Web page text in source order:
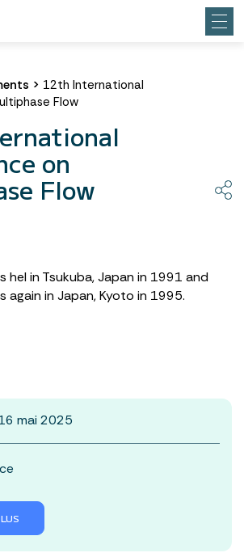
> 12th International
Flow
on
Flow
hel in Tsukuba, Japan in 1991 and
again in Japan, Kyoto in 1995.
mai 2025